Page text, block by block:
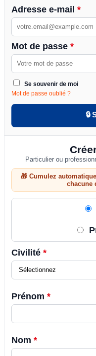
Adresse e-mail *
Mot de passe *
Se souvenir de moi
Mot de passe oublié ?
🔒
Particulier ou
🎁 Cumulez
chacune
Civilité *
Prénom *
Nom *